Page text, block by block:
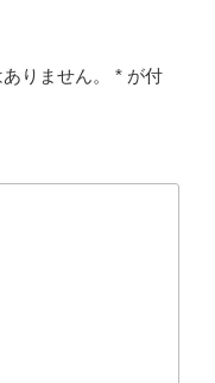
りません。 * が付